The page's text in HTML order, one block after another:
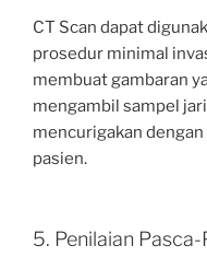
CT Scan dapat
prosedur minimal
membuat gambaran
mengambil sampel
mencurigakan
pasien.
5. Penilaian